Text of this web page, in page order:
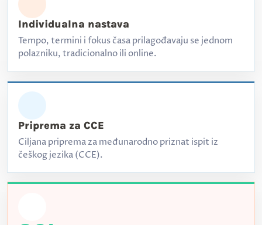
Individualna nastava
Tempo, termini i fokus časa prilagođavaju se jednom
polazniku, tradicionalno ili online.
Priprema za CCE
Ciljana priprema za međunarodno priznat ispit iz
češkog jezika (CCE).